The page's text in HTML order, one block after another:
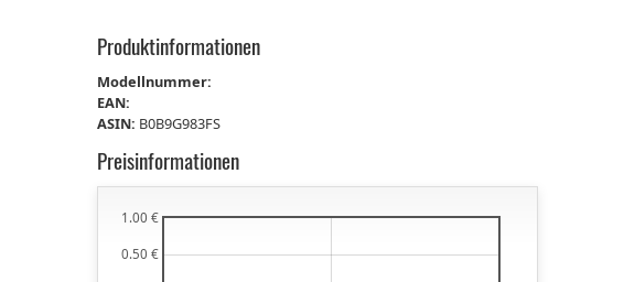
Produktinformationen
Modellnummer:
EAN:
ASIN: B0B9G983FS
Preisinformationen
0.50 €
1.00 €